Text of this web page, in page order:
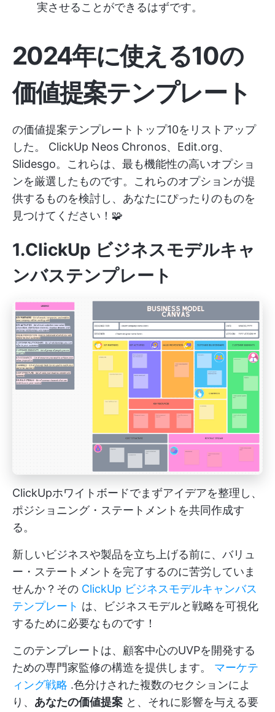
実させることができるはずです。
2024年に使える10の
価値提案テンプレート
の価値提案テンプレートトップ10をリストアップ
した。 ClickUp Neos Chronos、Edit.org、
Slidesgo。これらは、最も機能性の高いオプショ
ンを厳選したものです。これらのオプションが提
供するものを検討し、あなたにぴったりのものを
見つけてください！🧩
1.ClickUp ビジネスモデルキャ
ンバステンプレート
ClickUpホワイトボードでまずアイデアを整理し、
ポジショニング・ステートメントを共同作成す
る。
新しいビジネスや製品を立ち上げる前に、バリュ
ー・ステートメントを完了するのに苦労していま
せんか？その ClickUp ビジネスモデルキャンバス
テンプレート は、ビジネスモデルと戦略を可視化
するために必要なものです！
このテンプレートは、顧客中心のUVPを開発する
ための専門家監修の構造を提供します。 マーケテ
ィング戦略 .色分けされた複数のセクションによ
り、 あなたの価値提案 と、それに影響を与える要